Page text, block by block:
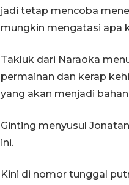
jadi tetap mencoba
mungkin mengatasi apa
Takluk dari Naraoka
permainan dan kerap
yang akan menjadi
Ginting menyusul
ini.
Kini di nomor tunggal